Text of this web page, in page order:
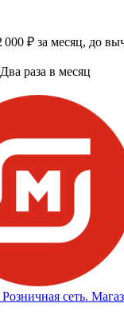
000 ₽ за месяц, до
раза в месяц
сеть.